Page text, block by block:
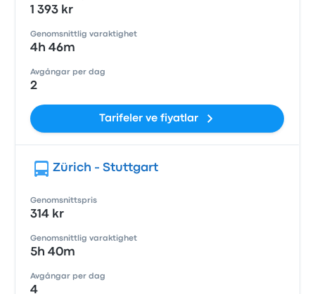
1 393 kr
Genomsnittlig varaktighet
4h 46m
Avgångar per dag
2
Tarifeler ve fiyatlar
Zürich - Stuttgart
Genomsnittspris
314 kr
Genomsnittlig varaktighet
5h 40m
Avgångar per dag
4